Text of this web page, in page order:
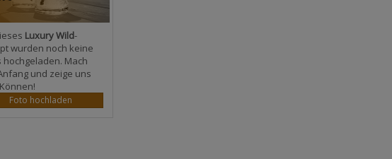
Luxury Wild-
wurden noch keine
hochgeladen. Mach
und zeige uns
Foto hochladen